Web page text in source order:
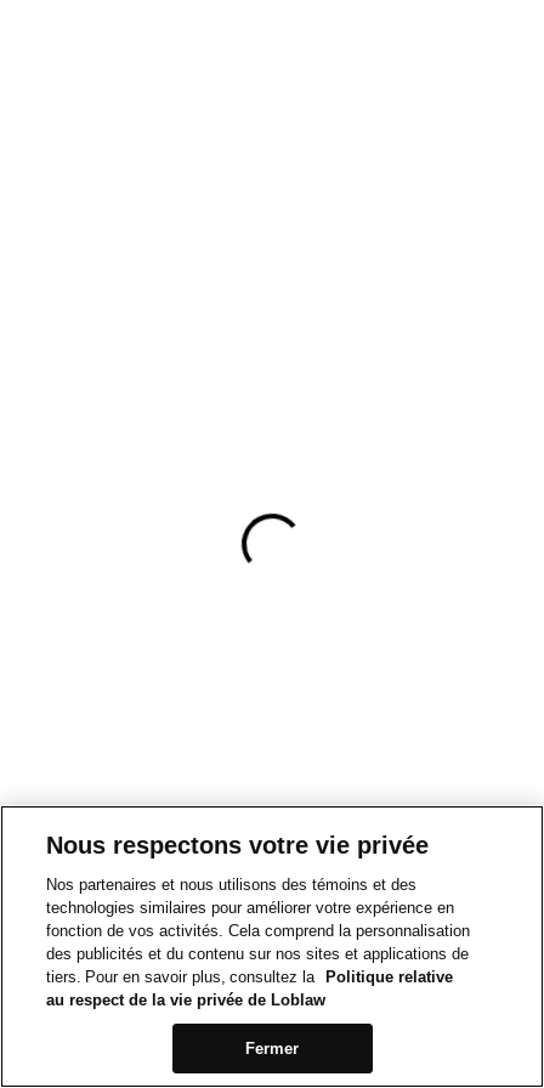
Nous respectons votre vie privée
Nos partenaires et nous utilisons des témoins et des
technologies similaires pour améliorer votre expérience en
fonction de vos activités. Cela comprend la personnalisation
des publicités et du contenu sur nos sites et applications de
tiers. Pour en savoir plus, consultez la
Politique relative
au respect de la vie privée de Loblaw
Fermer